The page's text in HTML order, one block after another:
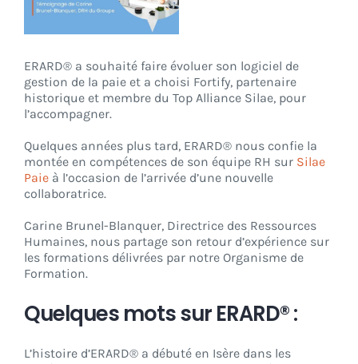
ERARD® a souhaité faire évoluer son logiciel de
gestion de la paie et a choisi Fortify, partenaire
historique et membre du Top Alliance Silae, pour
l’accompagner.
Quelques années plus tard, ERARD® nous confie la
montée en compétences de son équipe RH sur Silae
Paie à l’occasion de l’arrivée d’une nouvelle
collaboratrice.
Carine Brunel-Blanquer, Directrice des Ressources
Humaines, nous partage son retour d’expérience sur
les formations délivrées par notre Organisme de
Formation.
Quelques mots sur ERARD® :
L’histoire d’ERARD® a débuté en Isère dans les